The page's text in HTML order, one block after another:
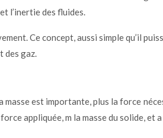
l’inertie des fluides.
Ce concept, aussi simple qu’il
des gaz.
masse est importante, plus la force
appliquée, m la masse du solide, et